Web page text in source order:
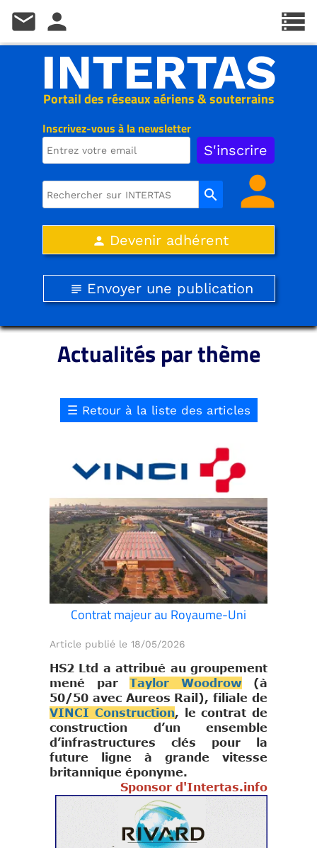
Inscrivez-vous à la newsletter
Portail des réseaux aériens & souterrains
INTERTAS
search person
person Devenir adhérent
subject Envoyer une publication
Actualités par thème
☰ Retour à la liste des articles
Contrat majeur au Royaume-Uni
Article publié le 18/05/2026
HS2 Ltd a attribué au groupement
mené par Taylor Woodrow(à
50/50 avec Aureos Rail), filiale de
VINCI Construction, le contrat de
construction d’un ensemble
d’infrastructures clés pour la
future ligne à grande vitesse
britannique éponyme.
Sponsor d'Intertas.info
storage
mail person